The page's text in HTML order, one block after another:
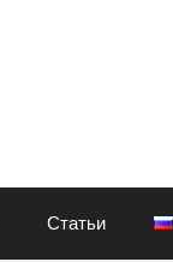
Статьи